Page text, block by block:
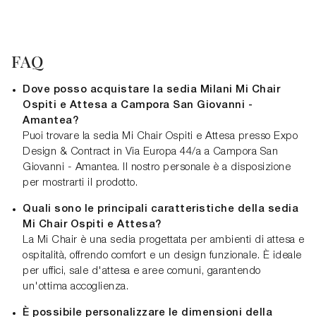
FAQ
Dove posso acquistare la sedia Milani Mi Chair
Ospiti e Attesa a Campora San Giovanni -
Amantea?
Puoi trovare la sedia Mi Chair Ospiti e Attesa presso Expo
Design & Contract in Via Europa 44/a a Campora San
Giovanni - Amantea. Il nostro personale è a disposizione
per mostrarti il prodotto.
Quali sono le principali caratteristiche della sedia
Mi Chair Ospiti e Attesa?
La Mi Chair è una sedia progettata per ambienti di attesa e
ospitalità, offrendo comfort e un design funzionale. È ideale
per uffici, sale d'attesa e aree comuni, garantendo
un'ottima accoglienza.
È possibile personalizzare le dimensioni della